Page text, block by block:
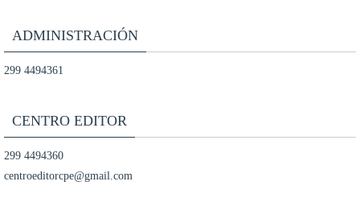
ADMINISTRACIÓN
299 4494361
CENTRO EDITOR
299 4494360
centroeditorcpe@gmail.com